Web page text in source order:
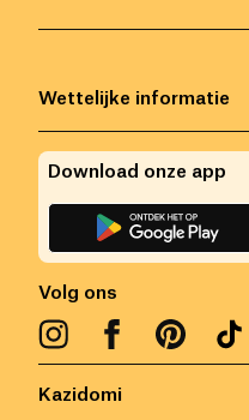
Kazidomi
Wettelijke informatie
Volg ons
Download onze app